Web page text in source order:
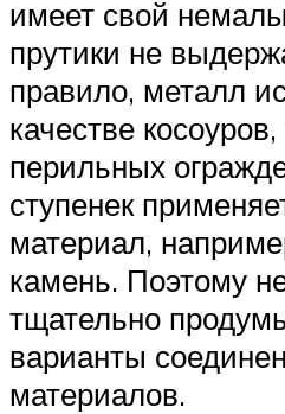
имеет свой
прутики не
правило, металл
качестве
перильных
ступенек
материал,
камень. Поэтому
тщательно
варианты
материалов.